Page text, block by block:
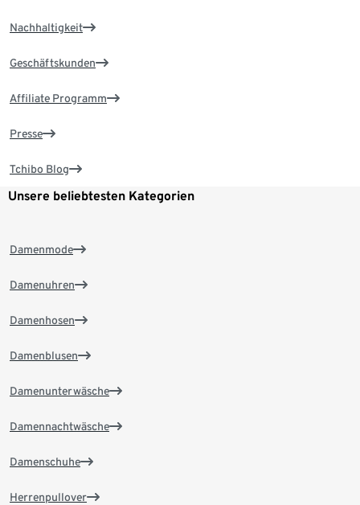
Nachhaltigkeit
Geschäftskunden
Affiliate Programm
Presse
Tchibo Blog
Unsere beliebtesten Kategorien
Damenmode
Damenuhren
Damenhosen
Damenblusen
Damenunterwäsche
Damennachtwäsche
Damenschuhe
Herrenpullover